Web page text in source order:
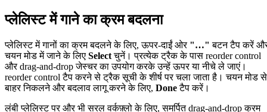
प्लेलिस्ट में गाने का क्रम बदलना
प्लेलिस्ट में गानों का क्रम बदलने के लिए, ऊपर-दाईं ओर "…" बटन टैप करें
चयन मोड में जाने के लिए Selectचुनें। प्रत्येक ट्रैक के पास reorder control
और drag-and-drop जेस्चर का उपयोग करके उन्हें ऊपर या नीचे ले जाएं।
reorder control टैप करने से ट्रैक सूची के शीर्ष पर चला जाता है। चयन मोड से
बाहर निकलने और बदलाव लागू करने के लिए, Doneटैप करें।
लंबी प्लेलिस्ट पर और भी सरल वर्कफ़्लो के लिए, समर्पित drag-and-drop क्रम